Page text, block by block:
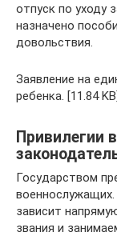
отпуск по уходу
назначено
довольствия.
Заявление на
ребенка. [11.84 KB]
Привилегии
Государством
военнослужащих.
зависит
звания и